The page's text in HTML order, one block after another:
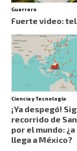
Guerrero
Fuerte video:
Ciencia y Tecnología
¡Ya despegó!
recorrido de
por el mundo:
llega a México?